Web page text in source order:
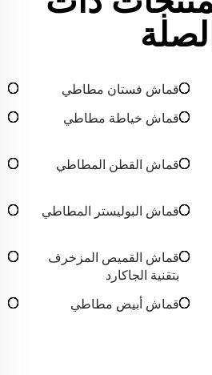
قماش فستان مطاطي
قماش خياطة مطاطي
قماش القطن المطاطي
قماش البوليستر المطاطي
قماش القميص المزخرف
بتقنية الجاكارد
قماش أبيض مطاطي